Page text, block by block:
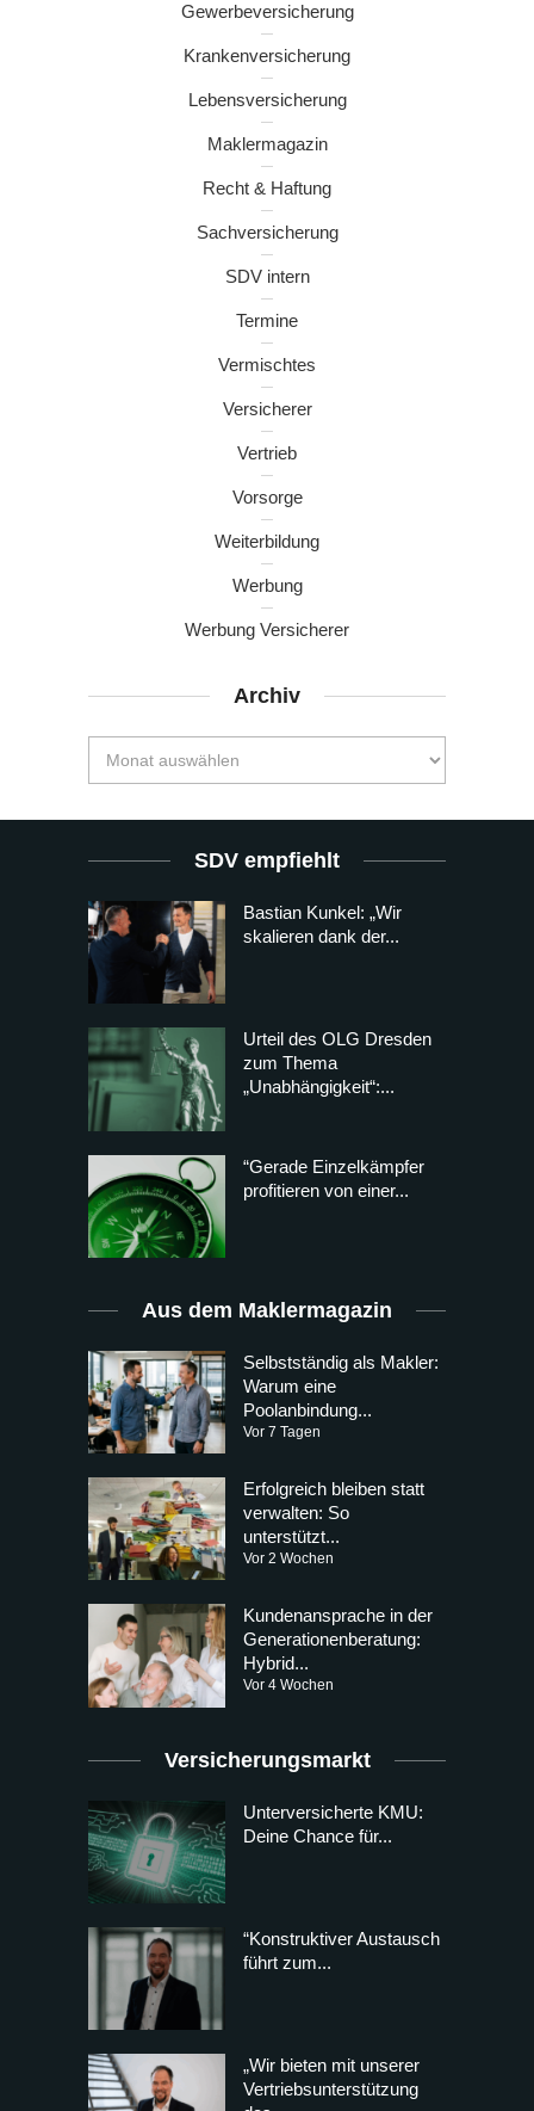
Gewerbeversicherung
Krankenversicherung
Lebensversicherung
Maklermagazin
Recht & Haftung
Sachversicherung
SDV intern
Termine
Vermischtes
Versicherer
Vertrieb
Vorsorge
Weiterbildung
Werbung
Werbung Versicherer
Archiv
SDV empfiehlt
Bastian Kunkel: „Wir
skalieren dank der...
Urteil des OLG Dresden
zum Thema
„Unabhängigkeit“:...
“Gerade Einzelkämpfer
profitieren von einer...
Aus dem Maklermagazin
Selbstständig als Makler:
Warum eine
Poolanbindung...
Vor 7 Tagen
Erfolgreich bleiben statt
verwalten: So
unterstützt...
Vor 2 Wochen
Kundenansprache in der
Generationenberatung:
Hybrid...
Vor 4 Wochen
Versicherungsmarkt
Unterversicherte KMU:
Deine Chance für...
“Konstruktiver Austausch
führt zum...
„Wir bieten mit unserer
Vertriebsunterstützung